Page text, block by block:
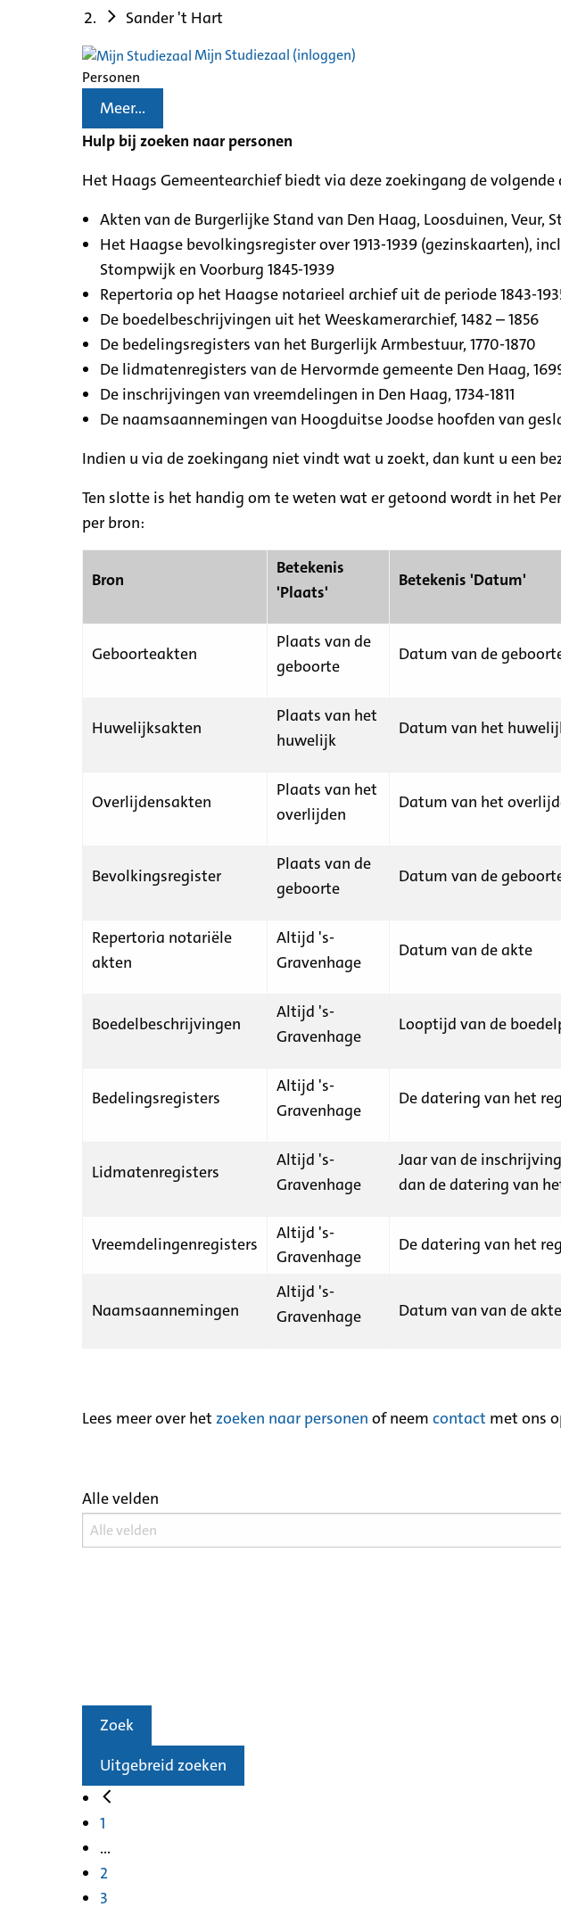
Sander 't Hart
Mijn Studiezaal (inloggen)
Personen
Meer...
Hulp bij zoeken naar personen
Het Haags Gemeentearchief biedt via deze zoekingang de
Akten van de Burgerlijke Stand van Den Haag, Loosduinen, Veur,
Het Haagse bevolkingsregister over 1913-1939 (gezinskaarten),
Stompwijk en Voorburg 1845-1939
Repertoria op het Haagse notarieel archief uit de periode 1843-
De boedelbeschrijvingen uit het Weeskamerarchief, 1482 – 1856
De bedelingsregisters van het Burgerlijk Armbestuur, 1770-1870
De lidmatenregisters van de Hervormde gemeente Den Haag,
De inschrijvingen van vreemdelingen in Den Haag, 1734-1811
De naamsaannemingen van Hoogduitse Joodse hoofden van
Indien u via de zoekingang niet vindt wat u zoekt, dan kunt u een
Ten slotte is het handig om te weten wat er getoond wordt in het
per bron:
Bron
Betekenis
'Plaats'
Betekenis 'Datum'
Geboorteakten
Plaats van de
geboorte
Datum van de
Huwelijksakten
Plaats van het
huwelijk
Datum van het
Overlijdensakten
Plaats van het
overlijden
Datum van het
Bevolkingsregister
Plaats van de
geboorte
Datum van de
Repertoria notariële
akten
Altijd 's-
Gravenhage
Datum van de akte
Boedelbeschrijvingen
Altijd 's-
Gravenhage
Looptijd van de
Bedelingsregisters
Altijd 's-
Gravenhage
De datering van het
Lidmatenregisters
Altijd 's-
Gravenhage
Jaar van de
dan de datering van
Vreemdelingenregisters
Altijd 's-
Gravenhage
De datering van het
Naamsaannemingen
Altijd 's-
Gravenhage
Datum van van de akte
Lees meer over het zoeken naar personen of neem contact met ons
Alle velden
Zoek
Uitgebreid zoeken
1
...
2
3